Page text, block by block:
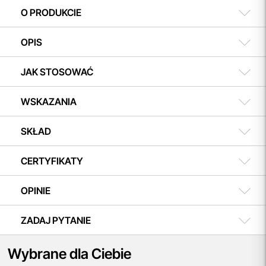
508 504 506
w koszyku i ciesz się możliwością zakupu teraz, a
O PRODUKCIE
OPIS
JAK STOSOWAĆ
WSKAZANIA
SKŁAD
CERTYFIKATY
OPINIE
ZADAJ PYTANIE
Wybrane dla Ciebie